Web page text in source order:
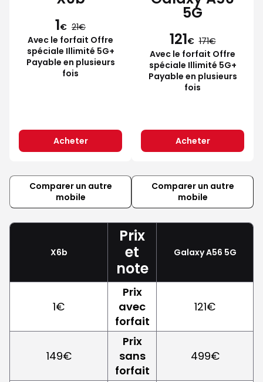
1€ 21
Avec le forfait Offre
spéciale Illimité 5G+
Payable en plusieurs
fois
Acheter
5G
121€ 171
Avec le forfait Offre
spéciale Illimité 5G+
Payable en plusieurs
fois
Acheter
Comparer un autre
mobile
Comparer un autre
mobile
X6b
Prix
et
note
Galaxy A56 5G
1€
Prix
avec
forfait
121€
149€
Prix
sans
forfait
499€